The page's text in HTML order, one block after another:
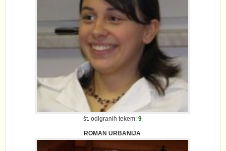
št. odigranih tekem: 9
ROMAN URBANIJA